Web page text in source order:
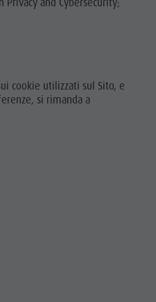
Privacy and Cybersecurity;
cookie utilizzati sul Sito, e
si rimanda a